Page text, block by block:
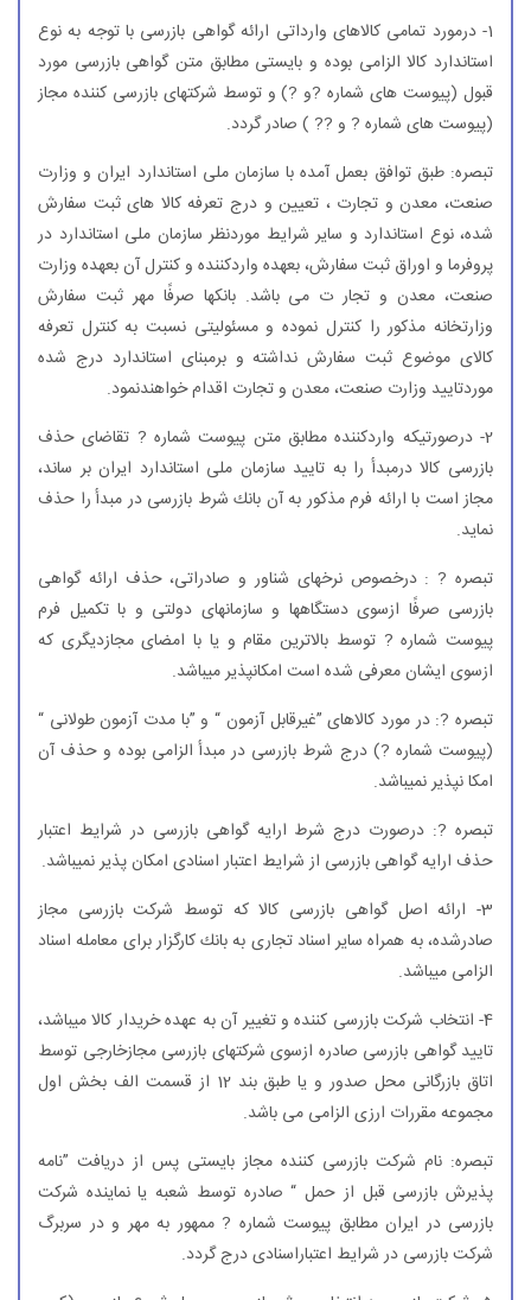
1- درمورد تمامی كالاهای وارداتی ارائه گواهی بازرسی با توجه به نوع
استاندارد كالا الزامی بوده و بایستی مطابق متن گواهی بازرسی مورد
قبول (پیوست های شماره ?و ?) و توسط شركتهای بازرسی كننده مجاز
(پیوست های شماره ? و ?? ) صادر گردد.
تبصره: طبق توافق بعمل آمده با سازمان ملی استاندارد ایران و وزارت
صنعت، معدن و تجارت ، تعیین و درج تعرفه كالا های ثبت سفارش
شده، نوع استاندارد و سایر شرایط موردنظر سازمان ملی استاندارد در
پروفرما و اوراق ثبت سفارش، بعهده واردكننده و كنترل آن بعهده وزارت
صنعت، معدن و تجار ت می باشد. بانكها صرفًا مهر ثبت سفارش
وزارتخانه مذكور را كنترل نموده و مسئولیتی نسبت به كنترل تعرفه
كالای موضوع ثبت سفارش نداشته و برمبنای استاندارد درج شده
موردتایید وزارت صنعت، معدن و تجارت اقدام خواهندنمود.
2- درصورتیكه واردكننده مطابق متن پیوست شماره ? تقاضای حذف
بازرسی كالا درمبدأ را به تایید سازمان ملی استاندارد ایران بر ساند،
مجاز است با ارائه فرم مذكور به آن بانك شرط بازرسی در مبدأ را حذف
نماید.
تبصره ? : درخصوص نرخهای شناور و صادراتی، حذف ارائه گواهی
بازرسی صرفًا ازسوی دستگاهها و سازمانهای دولتی و با تكمیل فرم
پیوست شماره ? توسط بالاترین مقام و یا با امضای مجازدیگری كه
ازسوی ایشان معرفی شده است امكانپذیر میباشد.
تبصره ?: در مورد كالاهای ”غیرقابل آزمون “ و ”با مدت آزمون طولانی “
(پیوست شماره ?) درج شرط بازرسی در مبدأ الزامی بوده و حذف آن
امكا نپذیر نمیباشد.
تبصره ?: درصورت درج شرط ارایه گواهی بازرسی در شرایط اعتبار
حذف ارایه گواهی بازرسی از شرایط اعتبار اسنادی امكان پذیر نمیباشد.
3- ارائه اصل گواهی بازرسی كالا كه توسط شركت بازرسی مجاز
صادرشده، به همراه سایر اسناد تجاری به بانك كارگزار برای معامله اسناد
الزامی میباشد.
4- انتخاب شركت بازرسی كننده و تغییر آن به عهده خریدار كالا میباشد،
تایید گواهی بازرسی صادره ازسوی شركتهای بازرسی مجازخارجی توسط
اتاق بازرگانی محل صدور و یا طبق بند 12 از قسمت الف بخش اول
مجموعه مقررات ارزی الزامی می باشد.
تبصره: نام شركت بازرسی كننده مجاز بایستی پس از دریافت ”نامه
پذیرش بازرسی قبل از حمل “ صادره توسط شعبه یا نماینده شركت
بازرسی در ایران مطابق پیوست شماره ? ممهور به مهر و در سربرگ
شركت بازرسی در شرایط اعتباراسنادی درج گردد.